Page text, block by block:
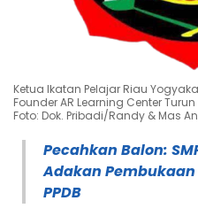
Ketua Ikatan Pelajar Riau
Founder AR Learning Center
Foto: Dok. Pribadi/Randy & Mas
Pecahkan Balon:
Adakan
PPDB